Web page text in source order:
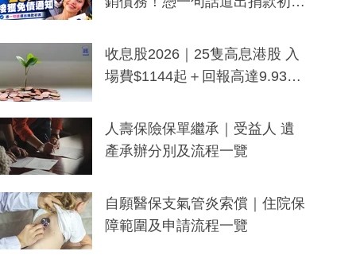
一度被誤當詐騙手段
收息股2026｜25隻高息港股 入
場費$1144起＋回報高達9.93
人壽保險保單繼承｜受益人 遺
產承辦分別及流程一覽
自願醫保支氣管炎索償｜住院保
障範圍及申請流程一覽